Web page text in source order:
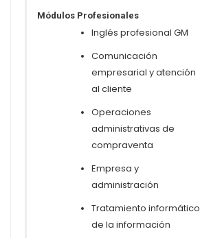
Módulos Profesionales
Inglés profesional GM
Comunicación
empresarial y atención
al cliente
Operaciones
administrativas de
compraventa
Empresa y
administración
Tratamiento informático
de la información